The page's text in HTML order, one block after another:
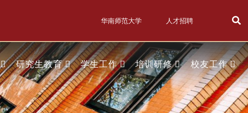
华南师范大学 人才招聘
研究生教育 学生工作 培训研修 校友工作